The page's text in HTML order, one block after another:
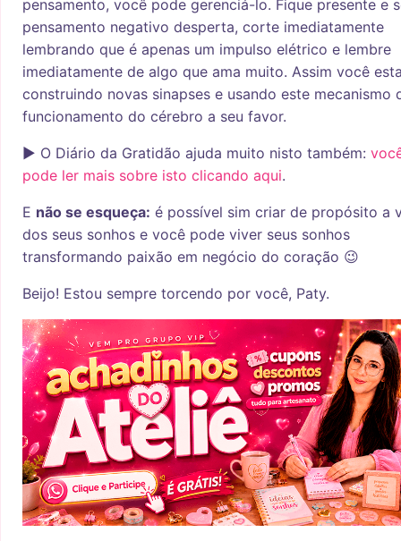
pensamento, você pode gerenciá-lo. Fique presente e
pensamento negativo desperta, corte imediatamente
lembrando que é apenas um impulso elétrico e lembre
imediatamente de algo que ama muito. Assim você
construindo novas sinapses e usando este mecanismo
funcionamento do cérebro a seu favor.
► O Diário da Gratidão ajuda muito nisto também:
pode ler mais sobre isto clicando aqui.
E não se esqueça: é possível sim criar de propósito a
dos seus sonhos e você pode viver seus sonhos
transformando paixão em negócio do coração 😉
Beijo! Estou sempre torcendo por você, Paty.